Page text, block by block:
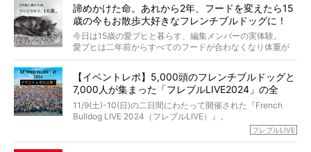
くれる？」
さらには、霊感がない人でも愛犬が成仏したことを知る方
法まで。
お笑い芸人だからこそ暗くなりすぎない、むしろ心がスッ
と軽くなる。
永久保存版のスペシャル対談です！
た。
僧侶としての名は「靖賢（せいけん）」。
当時54歳という年齢にして、なぜ動物専門僧侶という道を
選んだのか。
また、愛犬の旅立ちとどのように向き合うべきなのか。
た。
諦めかけた命。あれから2年、フードを変えたら15
歳の今もお散歩大好きなフレンチブルドッグに！
今日は15歳の愛ブヒと暮らす、編集メンバーの実体験。
愛ブヒは二年前からすべてのフードが合わなくなり体重が
激減。検査をしても異常はなく「年齢のせいですね…」と言
もう諦めるしかないのかな…そんなとき、我が家に届いたの
が「THE fu-do(ザ・フード)」の試食品でした。
そして「THE fu-do(ザ・フード)」を食べつづけて二年、愛
ブヒは15歳になり、今も元気にお散歩をしています。
今回は、二年前の絶望から今までを包み隠さず、時系列で
【イベントレポ】5,000頭のフレンチブルドッグと
7,000人が集まった「フレブルLIVE2024」の全
貌！
11/9(土)-10(日)の二日間にわたって開催された『French
Bulldog LIVE 2024（フレブルLIVE）』。
今年はのべ5,000頭のフレンチブルドッグと7,000人のフレ
フレブルLIVE